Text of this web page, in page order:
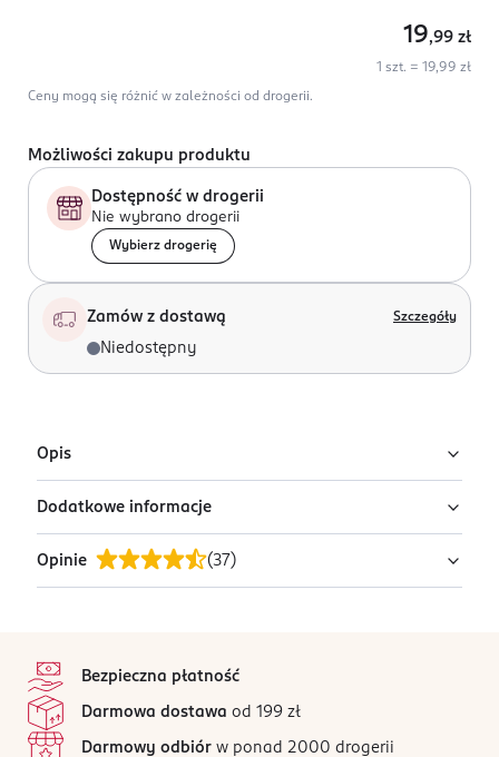
19,99 zł
1 szt. = 19,99 zł
Ceny mogą się różnić w zależności od drogerii.
Możliwości zakupu produktu
Dostępność w drogerii
Nie wybrano drogerii
Wybierz drogerię
Zamów z dostawą Szczegóły
Niedostępny
Opis
Naszyjnik.
Dodatkowe informacje
PRODUCENT/PODMIOT ODPOWIEDZIALNY
Avanti - Marczyk Sp.J.
Łódź
avanti@avantifashion.com
426407210
CN-Chiny
Opinie (37 )
Wszystkie opinie są zweryfikowane zakupem.
Bezpieczna płatność
Darmowa dostawa od 199 zł
Darmowy odbiór w ponad 2000 drogerii